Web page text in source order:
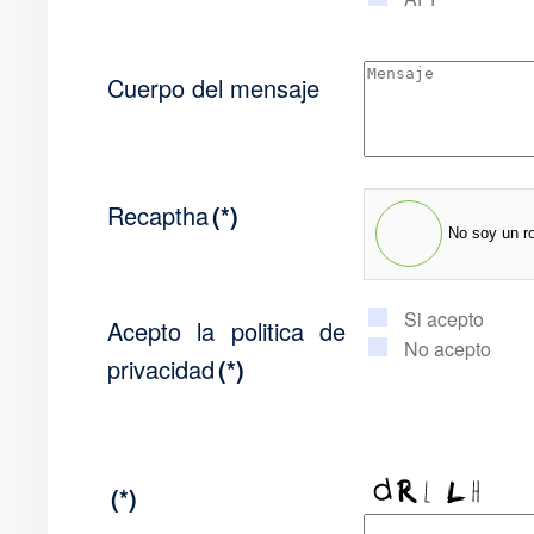
Cuerpo del mensaje
Recaptha(*)
No soy un
Acepto la politica de
privacidad(*)
Si acepto
No acepto
(*)